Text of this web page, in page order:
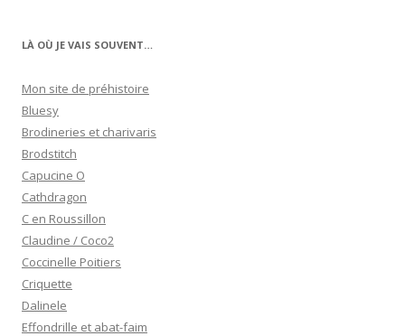
LÀ OÙ JE VAIS SOUVENT…
Mon site de préhistoire
Bluesy
Brodineries et charivaris
Brodstitch
Capucine O
Cathdragon
C en Roussillon
Claudine / Coco2
Coccinelle Poitiers
Criquette
Dalinele
Effondrille et abat-faim